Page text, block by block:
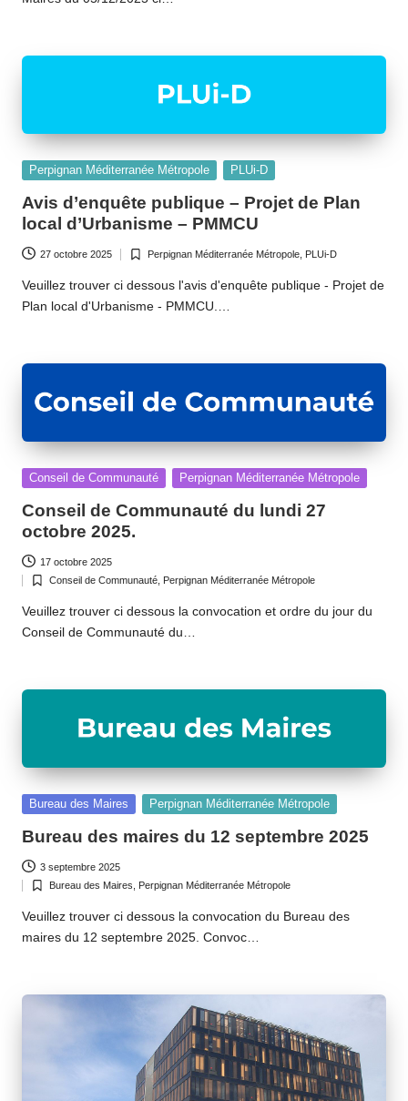
Posted
Perpignan Méditerranée Métropole PLUi-D
Avis d’enquête publique – Projet de Plan
local d’Urbanisme – PMMCU
27 octobre 2025
Posted
in
Perpignan Méditerranée Métropole, PLUi-D
Veuillez trouver ci dessous l'avis d'enquête publique - Projet de
Plan local d'Urbanisme - PMMCU.…
Posted
Conseil de Communauté Perpignan Méditerranée Métropole
Conseil de Communauté du lundi 27
octobre 2025.
17 octobre 2025
Posted
in
Conseil de Communauté, Perpignan Méditerranée Métropole
Veuillez trouver ci dessous la convocation et ordre du jour du
Conseil de Communauté du…
Posted
Bureau des Maires Perpignan Méditerranée Métropole
Bureau des maires du 12 septembre 2025
3 septembre 2025
Posted
in
Bureau des Maires Perpignan Méditerranée Métropole
Veuillez trouver ci dessous la convocation du Bureau des
maires du 12 septembre 2025. Convoc…